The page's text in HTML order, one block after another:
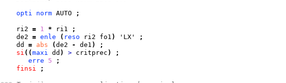
opti norm AUTO ;
    ri2
= 1 * ri1
;
    de2
= enle ( reso ri2 fo1 ) 'LX'
;
    dd
= abs (de2 - de1 )
;
si ( (maxi dd ) > critprec )
;
erre
5
;
finsi
;